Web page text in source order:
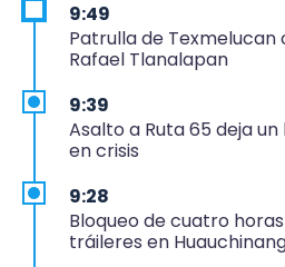
9:49
Patrulla de
Rafael Tlanalapan
9:39
Asalto a Ruta 65 deja
en crisis
9:28
Bloqueo de cuatro
tráileres en